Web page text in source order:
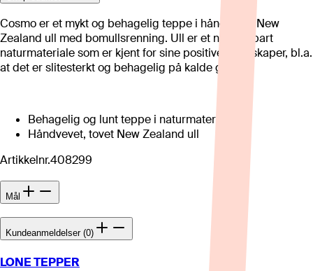
Cosmo er et mykt og behagelig teppe i håndvevet New
Zealand ull med bomullsrenning. Ull er et nedbrytbart
naturmateriale som er kjent for sine positive egenskaper, bl.a.
at det er slitesterkt og behagelig på kalde gulv.
Behagelig og lunt teppe i naturmaterialer
Håndvevet, tovet New Zealand ull
Artikkelnr.408299
Mål
Kundeanmeldelser (0)
LONE TEPPER